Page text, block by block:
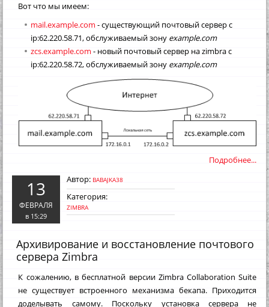
Вот что мы имеем:
mail.example.com - существующий почтовый сервер с
ip:62.220.58.71, обслуживаемый зону example.com
zcs.example.com - новый почтовый сервер на zimbra с
ip:62.220.58.72, обслуживаемый зону example.com
Подробнее...
13
ФЕВРАЛЯ
в 15:29
Автор: BABAJKA38
Категория:
ZIMBRA
Архивирование и восстановление почтового
сервера Zimbra
К сожалению, в бесплатной версии Zimbra Collaboration Suite
не существует встроенного механизма бекапа. Приходится
доделывать самому. Поскольку установка сервера не